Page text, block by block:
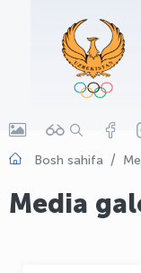
Bosh sahifa
Media
OLYMPCHIK
Onlayn ·